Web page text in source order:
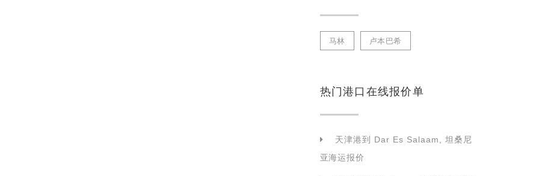
马林 卢本巴希
热门港口在线报价单
天津港到 Dar Es Salaam, 坦桑尼
亚海运报价